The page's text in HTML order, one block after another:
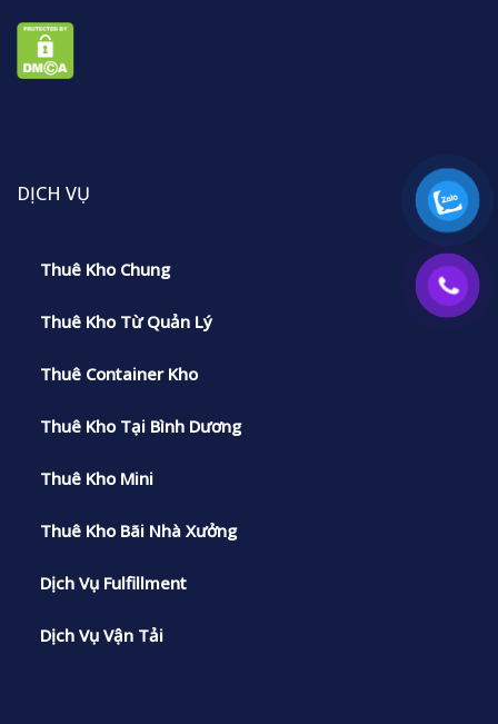
DỊCH VỤ
Thuê Kho Chung
Thuê Kho Từ Quản Lý
Thuê Container Kho
Thuê Kho Tại Bình Dương
Thuê Kho Mini
Thuê Kho Bãi Nhà Xưởng
Dịch Vụ Fulfillment
Dịch Vụ Vận Tải